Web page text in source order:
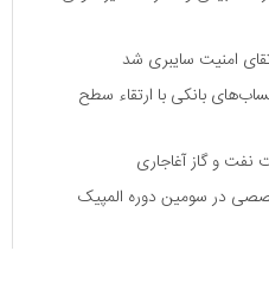
امنیت سایبری شد
بانکی با ارتقاء سطح
نفت و گاز آغاجاری
و ۶ حوزه تخصصی در سومین دوره المپیک